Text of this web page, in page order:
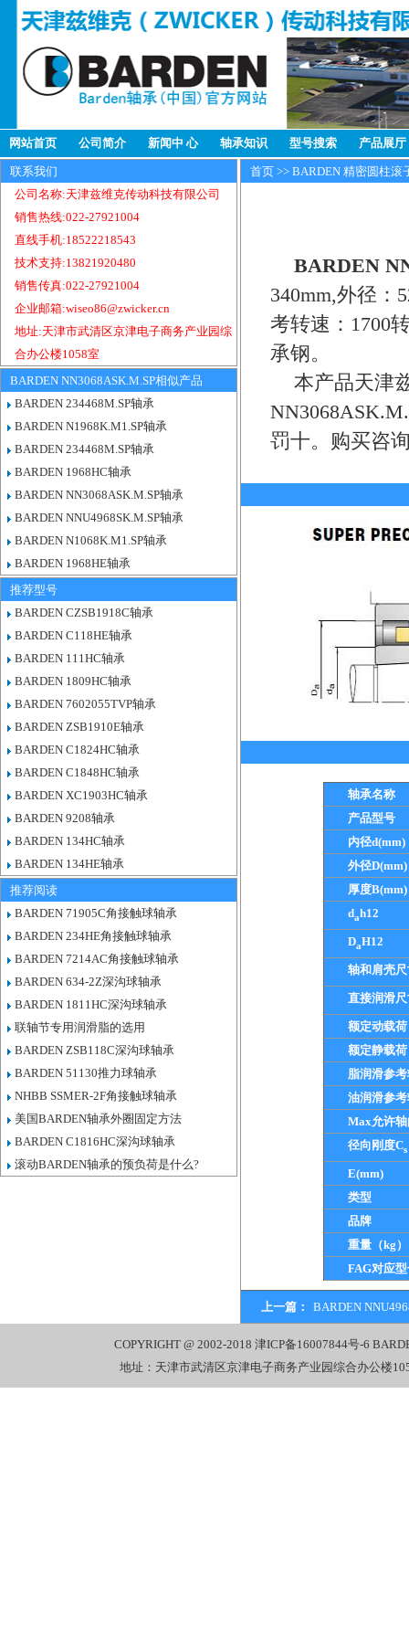
网站首页 公司简介 新闻中 心 轴承知识 型号搜索 产品展厅
联系我们
公司名称:天津兹维克传动科技有限公司
销售热线:022-27921004
直线手机:18522218543
技术支持:13821920480
销售传真:022-27921004
企业邮箱:wiseo86@zwicker.cn
地址:天津市武清区京津电子商务产业园综
合办公楼1058室
BARDEN NN3068ASK.M.SP相似产品
BARDEN 234468M.SP轴承
BARDEN N1968K.M1.SP轴承
BARDEN 234468M.SP轴承
BARDEN 1968HC轴承
BARDEN NN3068ASK.M.SP轴承
BARDEN NNU4968SK.M.SP轴承
BARDEN N1068K.M1.SP轴承
BARDEN 1968HE轴承
推荐型号
BARDEN CZSB1918C轴承
BARDEN C118HE轴承
BARDEN 111HC轴承
BARDEN 1809HC轴承
BARDEN 7602055TVP轴承
BARDEN ZSB1910E轴承
BARDEN C1824HC轴承
BARDEN C1848HC轴承
BARDEN XC1903HC轴承
BARDEN 9208轴承
BARDEN 134HC轴承
BARDEN 134HE轴承
推荐阅读
BARDEN 71905C角接触球轴承
BARDEN 234HE角接触球轴承
BARDEN 7214AC角接触球轴承
BARDEN 634-2Z深沟球轴承
BARDEN 1811HC深沟球轴承
联轴节专用润滑脂的选用
BARDEN ZSB118C深沟球轴承
BARDEN 51130推力球轴承
NHBB SSMER-2F角接触球轴承
美国BARDEN轴承外圈固定方法
BARDEN C1816HC深沟球轴承
滚动BARDEN轴承的预负荷是什么?
首页 >> BARDEN 精密圆柱滚
BARDEN
340mm,外径：
考转速：1700
承钢。
本产品天津
罚十。购买咨
轴承名称
产品型号
内径d(mm)
外径D(mm)
厚度B(mm)
dah12
DaH12
轴和肩壳
直接润滑
额定动载
额定静载
脂润滑参
油润滑参
Max允许
径向刚度Cs
E(mm)
类型
品牌
重量（kg）
FAG对应
上一篇： BARDEN
COPYRIGHT @ 2002-2018津ICP备16007844号-6
地址：天津市武清区京津电子商务产业园综合办公